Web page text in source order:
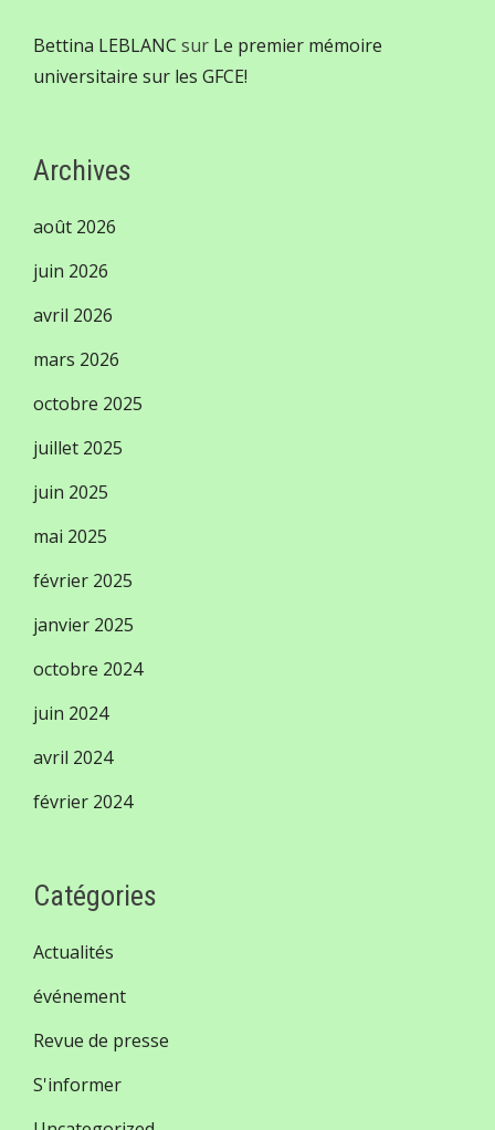
Bettina LEBLANC sur Le premier mémoire
universitaire sur les GFCE!
Archives
août 2026
juin 2026
avril 2026
mars 2026
octobre 2025
juillet 2025
juin 2025
mai 2025
février 2025
janvier 2025
octobre 2024
juin 2024
avril 2024
février 2024
Catégories
Actualités
événement
Revue de presse
S'informer